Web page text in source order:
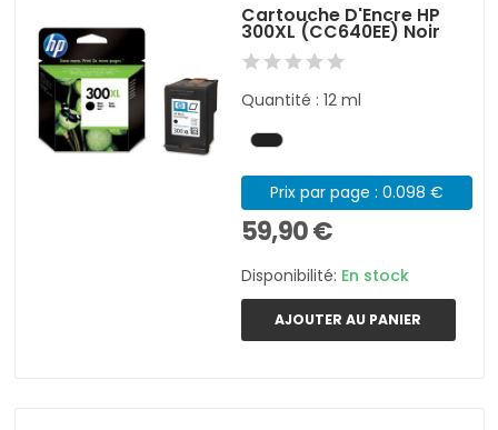
Cartouche D'Encre HP
300XL (CC640EE) Noir
Quantité : 12 ml
Prix par page : 0.098 €
59,90 €
Disponibilité: En stock
AJOUTER AU PANIER